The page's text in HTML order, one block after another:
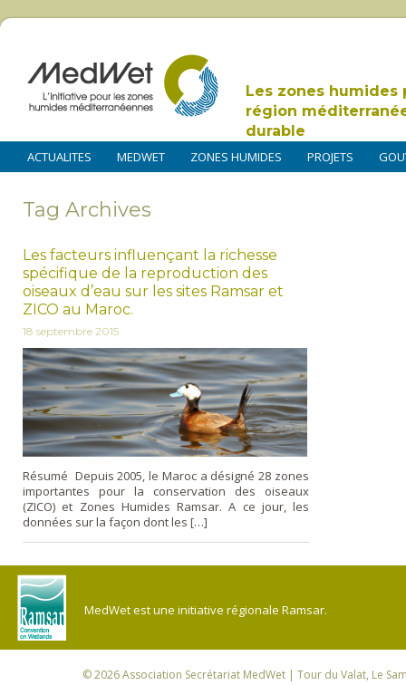
Les zones humides
région
durable
ACTUALITES MEDWET ZONES HUMIDES PROJETS
Tag Archives
Les facteurs influençant la richesse
spécifique de la reproduction des
oiseaux d’eau sur les sites Ramsar et
ZICO au Maroc.
18 septembre 2015
Résumé Depuis 2005, le Maroc a désigné 28 zones
importantes pour la conservation des oiseaux
(ZICO) et Zones Humides Ramsar. A ce jour, les
données sur la façon dont les […]
MedWet est une initiative régionale Ramsar.
© 2026Association Secrétariat MedWet | Tour du Valat, Le